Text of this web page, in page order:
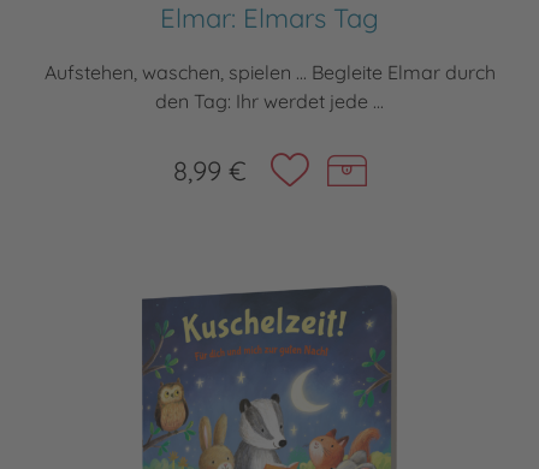
Elmar: Elmars Tag
Aufstehen, waschen, spielen ... Begleite Elmar durch
den Tag: Ihr werdet jede ...
8,99 €